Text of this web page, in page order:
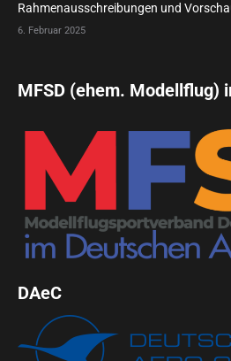
Rahmenausschreibungen und
6. Februar 2025
MFSD (ehem. Modellflug)
DAeC